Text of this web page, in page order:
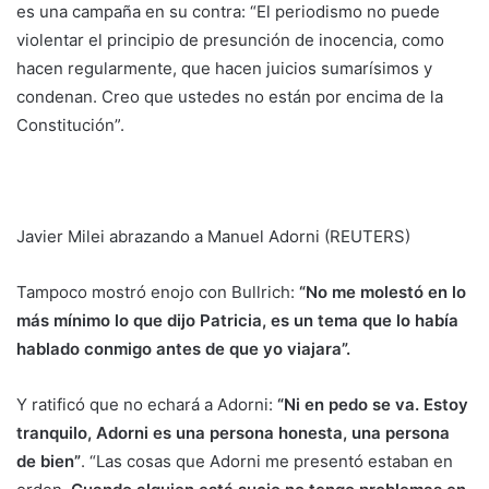
es una campaña en su contra: “El periodismo no puede
violentar el principio de presunción de inocencia, como
hacen regularmente, que hacen juicios sumarísimos y
condenan. Creo que ustedes no están por encima de la
Constitución”.
Javier Milei abrazando a Manuel Adorni (REUTERS)
Tampoco mostró enojo con Bullrich: “No me molestó en lo
más mínimo lo que dijo Patricia, es un tema que lo había
hablado conmigo antes de que yo viajara”.
Y ratificó que no echará a Adorni: “Ni en pedo se va. Estoy
tranquilo, Adorni es una persona honesta, una persona
de bien”. “Las cosas que Adorni me presentó estaban en